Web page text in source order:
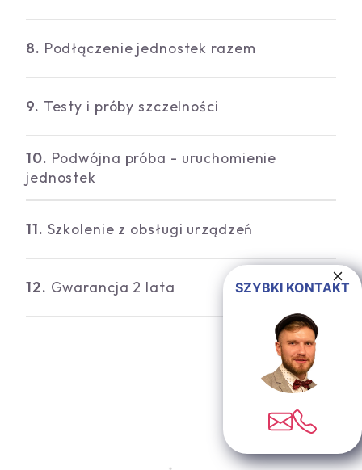
8. Podłączenie jednostek razem
9. Testy i próby szczelności
10. Podwójna próba - uruchomienie
jednostek
11. Szkolenie z obsługi urządzeń
12. Gwarancja 2 lata SZYBKI KONTAKT